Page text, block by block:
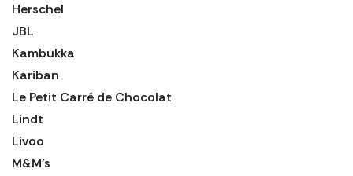
Herschel
JBL
Kambukka
Kariban
Le Petit Carré de Chocolat
Lindt
Livoo
M&M's